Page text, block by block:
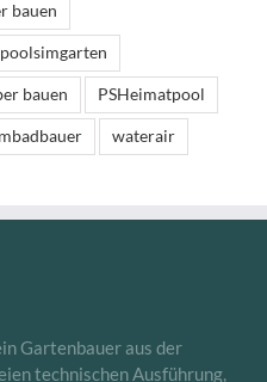
bauen
poolsimgarten
bauen PSHeimatpool
waterair
Gartenbauer aus der
technischen Ausführung,